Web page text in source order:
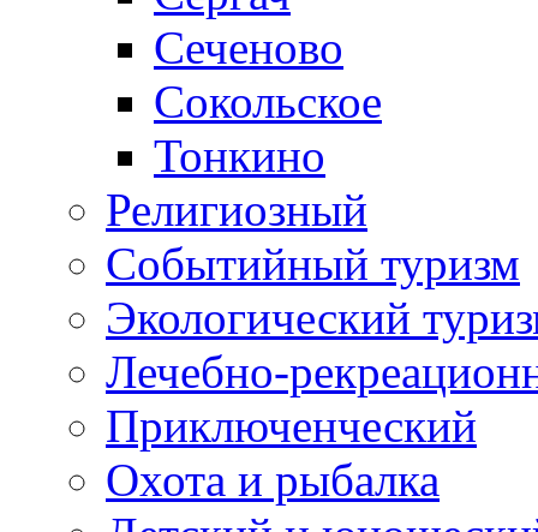
Сеченово
Сокольское
Тонкино
Религиозный
Событийный туризм
Экологический
Лечебно-
Приключенческий
Охота и рыбалка